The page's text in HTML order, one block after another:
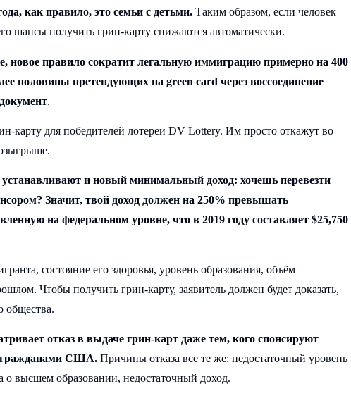
как правило, это семьи с детьми. Таким образом, если человек
шансы получить грин-карту снижаются автоматически.
новое правило сократит легальную иммиграцию примерно на 400
половины претендующих на green card через воссоединение
.
карту для победителей лотереи DV Lottery. Им просто откажут во
и новый минимальный доход: хочешь перевезти
Значит, твой доход должен на 250% превышать
на федеральном уровне, что в 2019 году составляет $25,750
состояние его здоровья, уровень образования, объём
Чтобы получить грин-карту, заявитель должен будет доказать,
общества.
отказ в выдаче грин-карт даже тем, кого спонсируют
гражданами США. Причины отказа все те же: недостаточный уровень
о высшем образовании, недостаточный доход.